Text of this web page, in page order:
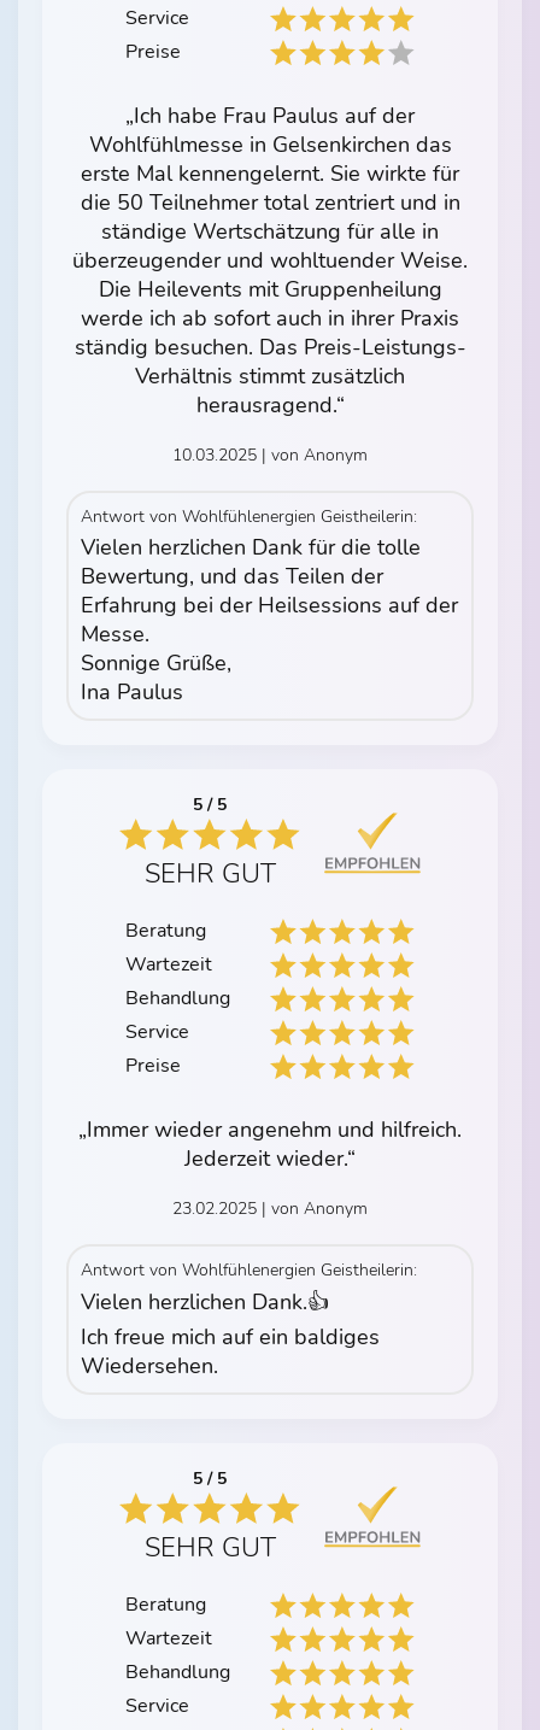
Service
Preise
„Ich habe Frau Paulus auf der
Wohlfühlmesse in Gelsenkirchen das
erste Mal kennengelernt. Sie wirkte für
die 50 Teilnehmer total zentriert und in
ständige Wertschätzung für alle in
überzeugender und wohltuender Weise.
Die Heilevents mit Gruppenheilung
werde ich ab sofort auch in ihrer Praxis
ständig besuchen. Das Preis-Leistungs-
Verhältnis stimmt zusätzlich
herausragend.“
10.03.2025 | von Anonym
Antwort von Wohlfühlenergien Geistheilerin:
Vielen herzlichen Dank für die tolle
Bewertung, und das Teilen der
Erfahrung bei der Heilsessions auf der
Messe.
Sonnige Grüße,
Ina Paulus
5 / 5
SEHR GUT
Beratung
Wartezeit
Behandlung
Service
Preise
„Immer wieder angenehm und hilfreich.
Jederzeit wieder.“
23.02.2025 | von Anonym
Antwort von Wohlfühlenergien Geistheilerin:
Vielen herzlichen Dank.👍
Ich freue mich auf ein baldiges
Wiedersehen.
5 / 5
SEHR GUT
Beratung
Wartezeit
Behandlung
Service